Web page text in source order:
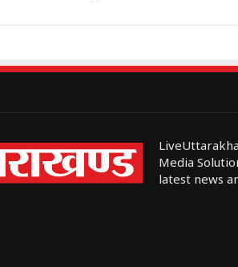
Media
latest news